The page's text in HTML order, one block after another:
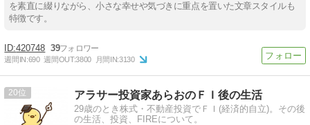
を素直に綴りながら、小さな幸せや気づきに重点を置いた文章スタイルも
特徴です。
420748 39
週間IN:690 週間OUT:3800 月間IN:3130
20 アラサー投資家あらおのＦＩ後の生活
29歳のとき株式・不動産投資でＦＩ(経済的自立)。その後
の生活、投資、FIREについて。